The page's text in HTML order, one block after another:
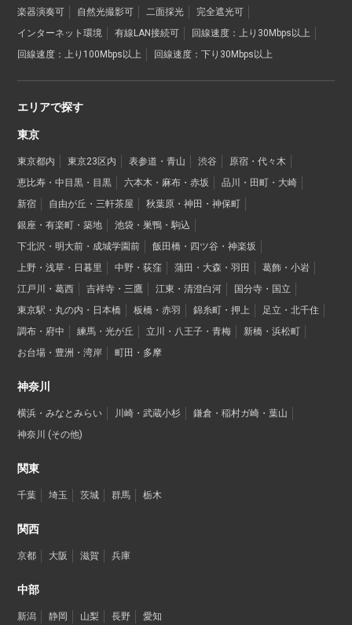
楽器演奏可
自然光撮影可 二面採光
完全遮光可
インターネット環境
有線LAN接続可
回線速度：上り30Mbps以上
回線速度：上り100Mbps以上
回線速度：下り30Mbps以上
エリアで探す
東京
東京都内 東京23区内 表参道・青山 渋谷
原宿・代々木
恵比寿・中目黒・目黒
六本木・麻布・赤坂
品川・田町・大崎
新宿
自由が丘・三軒茶屋
秋葉原・神田・神保町
銀座・有楽町・築地
池袋・巣鴨・駒込
下北沢・明大前・成城学園前
飯田橋・四ツ谷・神楽坂
上野・浅草・日暮里
中野・荻窪 蒲田・大森・羽田
葛飾・小岩
江戸川・葛西
吉祥寺・三鷹 江東・清澄白河
国分寺・国立
東京駅・丸の内・日本橋
板橋・赤羽 錦糸町・押上
足立・北千住
調布・府中
練馬・光が丘 立川・八王子・青梅
新橋・浜松町
お台場・豊洲・湾岸
町田・多摩
神奈川
横浜・みなとみらい 川崎・武蔵小杉
鎌倉・稲村ガ崎・葉山
神奈川 (その他)
関東
千葉 埼玉 茨城 群馬 栃木
関西
京都 大阪 滋賀 兵庫
中部
新潟 静岡 山梨 長野 愛知